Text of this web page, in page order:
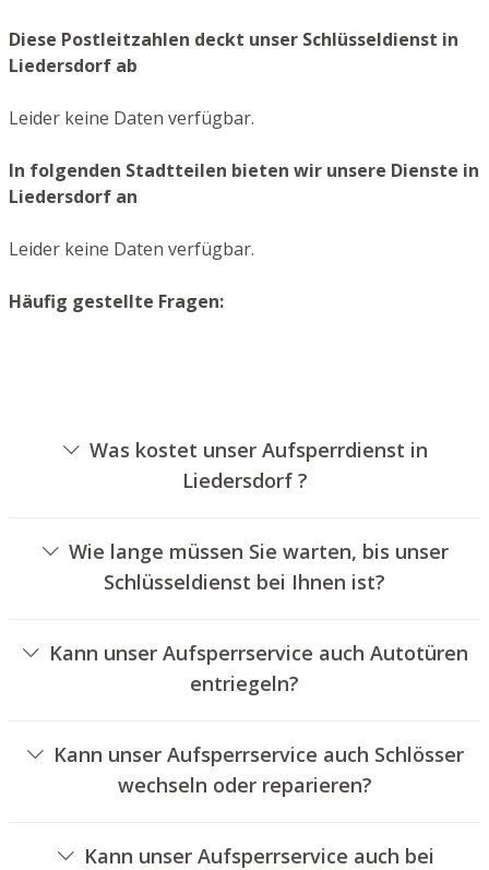
Diese Postleitzahlen deckt unser Schlüsseldienst in
Liedersdorf ab
Leider keine Daten verfügbar.
In folgenden Stadtteilen bieten wir unsere Dienste in
Liedersdorf an
Leider keine Daten verfügbar.
Häufig gestellte Fragen:
Was kostet unser Aufsperrdienst in
Liedersdorf ?
hängen von unterschiedlichen Optionen ab, wie
beispielsweise der Ausführung des Zylinders, der Dauer
der Arbeiten und eventuell anfallenden
jederzeit übersichtliche Angebote an.
Wie lange müssen Sie warten, bis unser
Schlüsseldienst bei Ihnen ist?
innerhalb von 30 Minuten vor Ort. Die reelle Wartezeit
hängt von dem Ortsunterschied des Einsatzortes zu
unserer Filiale und den örtlichen Verkehrsbedingungen
Kann unser Aufsperrservice auch Autotüren
entriegeln?
Kann unser Aufsperrservice auch Schlösser
wechseln oder reparieren?
von Türschlössern an.
Kann unser Aufsperrservice auch bei